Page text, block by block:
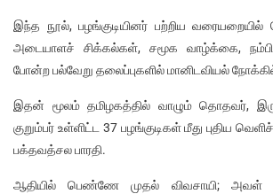
இந்த நூல், பழங்குடியினர் பற்றிய
அடையாளச் சிக்கல்கள், சமூக வாழ்க்கை,
போன்ற பல்வேறு தலைப்புகளில் மானிடவியல் நோக்கில்
இதன் மூலம் தமிழகத்தில் வாழும் தொதவர்,
குறும்பர் உள்ளிட்ட 37 பழங்குடிகள் மீது புதிய
பக்தவத்சல பாரதி.
ஆதியில் பெண்ணே முதல் விவசாயி; அவள்